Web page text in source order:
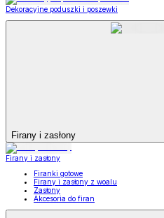
Dekoracyjne poduszki i poszewki
Firany i zasłony
Firany i zasłony
Firanki gotowe
Firany i zasłony z woalu
Zasłony
Akcesoria do firan